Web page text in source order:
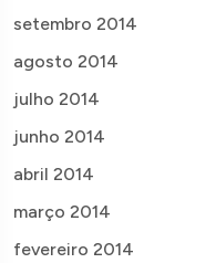
setembro 2014
agosto 2014
julho 2014
junho 2014
abril 2014
março 2014
fevereiro 2014